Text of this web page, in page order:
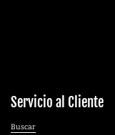
Servicio al Cliente
Buscar